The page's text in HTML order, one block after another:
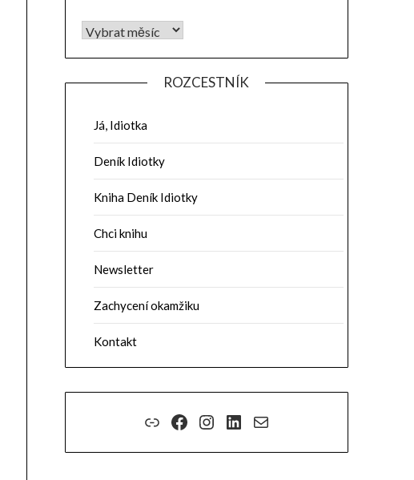
ROZCESTNÍK
Já, Idiotka
Deník Idiotky
Kniha Deník Idiotky
Chci knihu
Newsletter
Zachycení okamžiku
Kontakt